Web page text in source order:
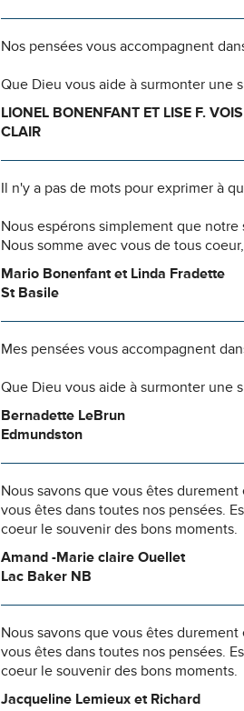
Nos pensées vous accompagnent
Que Dieu vous aide à surmonter une
LIONEL BONENFANT ET LISE F.
CLAIR
Il n'y a pas de mots pour exprimer à
Nous espérons simplement que
Nous somme avec vous de tous
Mario Bonenfant et Linda Fradette
St Basile
Mes pensées vous accompagnent
Que Dieu vous aide à surmonter une
Bernadette LeBrun
Edmundston
Nous savons que vous êtes
vous êtes dans toutes nos pensées.
coeur le souvenir des bons moments.
Amand -Marie claire Ouellet
Lac Baker NB
Nous savons que vous êtes
vous êtes dans toutes nos pensées.
coeur le souvenir des bons moments.
Jacqueline Lemieux et Richard